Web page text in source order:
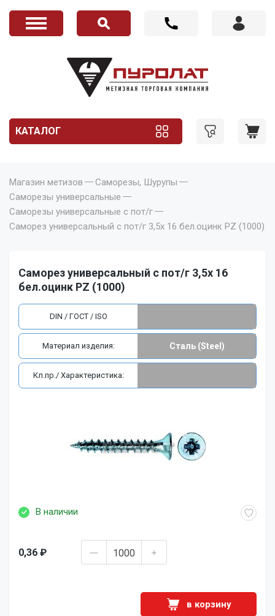
КАТАЛОГ
Магазин метизов
Саморезы, Шурупы
Саморезы универсальные
Саморезы универсальные с пот/г
Саморез универсальный с пот/г 3,5х 16 бел.оцинк PZ (1000)
Саморез универсальный с пот/г 3,5х 16
бел.оцинк PZ (1000)
В наличии
0,36 ₽
в корзину
DIN / ГОСТ / ISO
Материал изделия: Сталь (Steel)
Кл.пр./ Характеристика: